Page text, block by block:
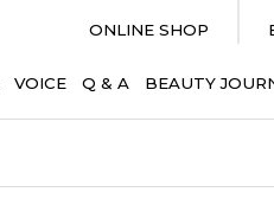
ONLINE SHOP
VOICE Q & A BEAUTY